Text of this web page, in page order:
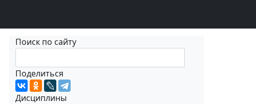
Поиск по сайту
Поделиться
Дисциплины